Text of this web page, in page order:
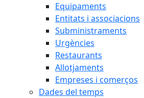
Equipaments
Entitats i associacions
Subministraments
Urgències
Restaurants
Allotjaments
Empreses i comerços
Dades del temps